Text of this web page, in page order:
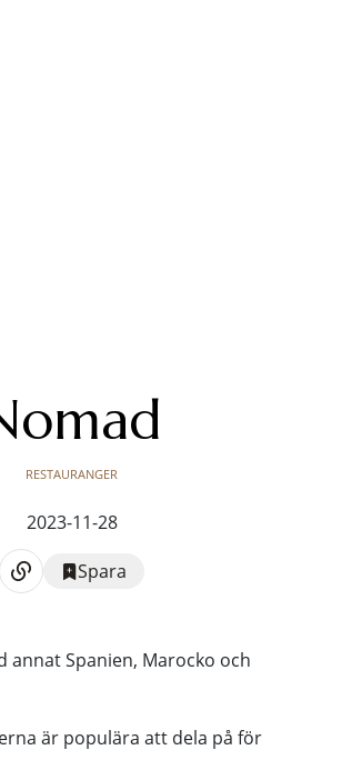
RESTAURANGER
2023-11-28
Spara
Spanien, Marocko och
är populära att dela på för